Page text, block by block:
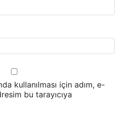
kullanılması için adım, e-
bu tarayıcıya